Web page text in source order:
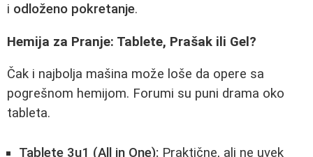
i odloženo pokretanje.
Hemija za Pranje: Tablete, Prašak ili Gel?
Čak i najbolja mašina može loše da opere sa
pogrešnom hemijom. Forumi su puni drama oko
tableta.
Tablete 3u1 (All in One): Praktične, ali ne uvek